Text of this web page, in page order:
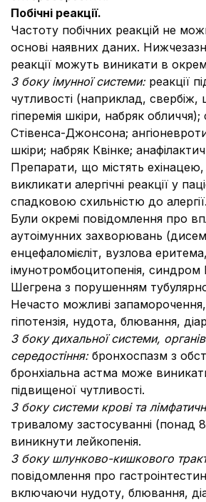
Побічні реакції.
Частоту побічних реакцій не
основі наявних даних.
реакції можуть виникати в
З боку імунної системи: реакції
чутливості (наприклад, свербіж,
гіперемія шкіри, набряк
Стівенса-Джонсона;
шкіри; набряк Квінке;
Препарати, що містять
викликати алергічні реакції у
спадковою схильністю до алергії.
Були окремі повідомлення про
аутоімунних захворювань
енцефаломієліт, вузлова еритема,
імунотромбоцитопенія, синдром
Шегрена з порушенням
Нечасто можливі запаморочення,
гіпотензія, нудота, блювання,
З боку дихальної системи, органів
середостіння: бронхоспазм з
бронхіальна астма може
підвищеної чутливості.
З боку системи крові та
тривалому застосуванні (понад
виникнути лейкопенія.
З боку шлунково-кишкового
повідомлення про
включаючи нудоту, блювання,